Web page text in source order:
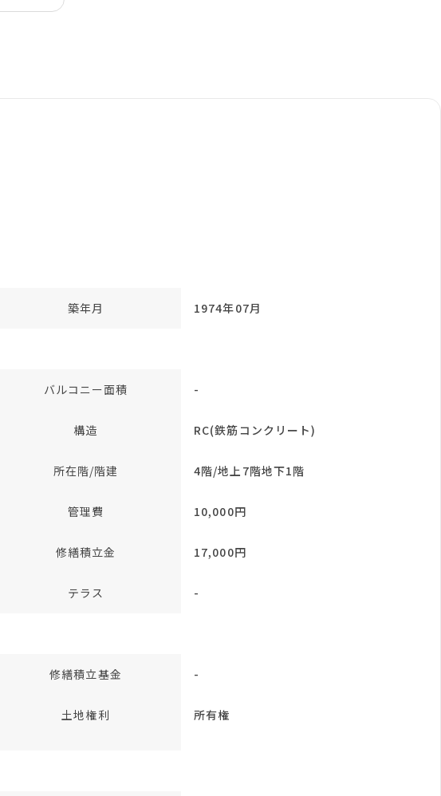
築年月 1974年07月
バルコニー面積 -
構造 RC(鉄筋コンクリート)
所在階/階建 4階/地上7階地下1階
管理費 10,000円
修繕積立金 17,000円
テラス -
修繕積立基金 -
土地権利 所有権